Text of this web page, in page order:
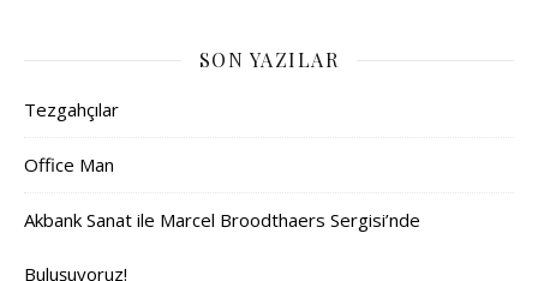
SON YAZILAR
Tezgahçılar
Office Man
Akbank Sanat ile Marcel Broodthaers Sergisi’nde
Buluşuyoruz!